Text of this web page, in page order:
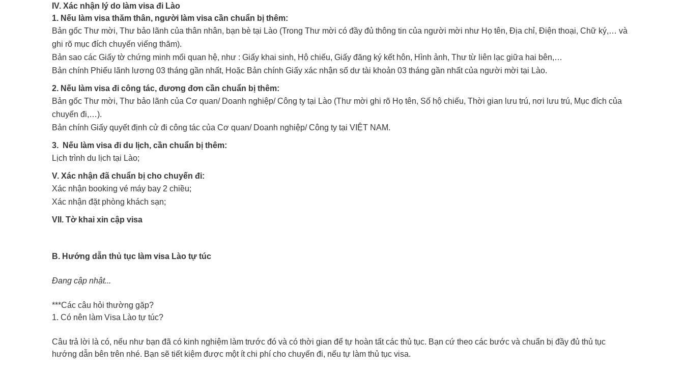
IV. Xác nhận lý do làm visa đi Lào
1. Nếu làm visa thăm thân, người làm visa cần chuẩn bị thêm:
Bản gốc Thư mời, Thư bảo lãnh của thân nhân, bạn bè tại Lào (Trong Thư mời có đầy đủ thông tin của người mời như Họ tên, Địa chỉ, Điện thoại, Chữ ký,… và
ghi rõ mục đích chuyến viếng thăm).
Bản sao các Giấy tờ chứng minh mối quan hệ, như : Giấy khai sinh, Hộ chiếu, Giấy đăng ký kết hôn, Hình ảnh, Thư từ liên lạc giữa hai bên,…
Bản chính Phiếu lãnh lương 03 tháng gần nhất, Hoặc Bản chính Giấy xác nhận số dư tài khoản 03 tháng gần nhất của người mời tại Lào.
2. Nếu làm visa đi công tác, đương đơn cần chuẩn bị thêm:
Bản gốc Thư mời, Thư bảo lãnh của Cơ quan/ Doanh nghiệp/ Công ty tại Lào (Thư mời ghi rõ Họ tên, Số hộ chiếu, Thời gian lưu trú, nơi lưu trú, Mục đích của
chuyến đi,…).
Bản chính Giấy quyết định cử đi công tác của Cơ quan/ Doanh nghiệp/ Công ty tại VIỆT NAM.
3. Nếu làm visa đi du lịch, cần chuẩn bị thêm:
Lịch trình du lịch tại Lào;
V. Xác nhận đã chuẩn bị cho chuyến đi:
Xác nhận booking vé máy bay 2 chiều;
Xác nhận đặt phòng khách sạn;
VII. Tờ khai xin cập visa
B. Hướng dẫn thủ tục làm visa Lào tự túc
Đang cập nhật...
***Các câu hỏi thường gặp?
1. Có nên làm Visa Lào tự túc?
Câu trả lời là có, nếu như bạn đã có kinh nghiệm làm trước đó và có thời gian để tự hoàn tất các thủ tục. Bạn cứ theo các bước và chuẩn bị đầy đủ thủ tục
hướng dẫn bên trên nhé. Bạn sẽ tiết kiệm được một ít chi phí cho chuyến đi, nếu tự làm thủ tục visa.